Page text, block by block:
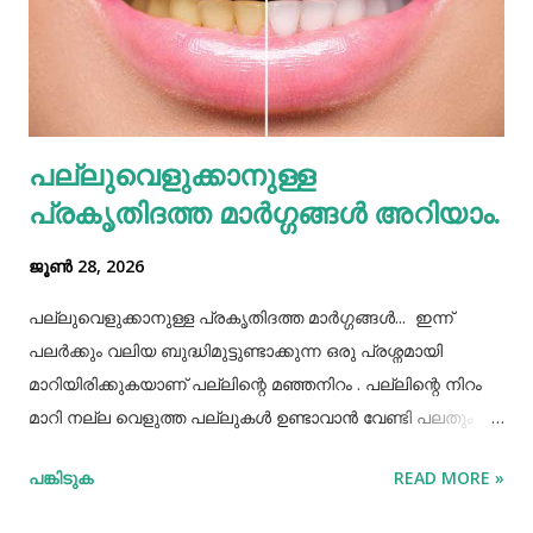
കൂട്ടി എടുത്തിട്ട് കഴിച്ചു തീർക്കുന്നതും ഒരിക്കലും ശരിയായ
രീതിയല്ല. ഇത് മറ്റുള്ളവർക്ക് നമ്മളെക്കുറിച്ച് വളരെ
തെറ്റിദ്ധാരണ ഉണ്ടാക്കാൻ കാരണമായിത്തീരും. അതുപോലെ
വെള്ളം പോലെയുള്ള സാധനങ്ങൾ ഒരു പാത്രത്തിൽ
കൊണ്ടുവച്ചാൽ അത് അപ്പാടെ കുടിക്കാതെ മറ്റുള്ളവർക്ക്
കൂട...
പല്ലുവെളുക്കാനുള്ള
പ്രകൃതിദത്ത മാര്‍ഗ്ഗങ്ങള്‍ അറിയാം.
ജൂൺ 28, 2026
പല്ലുവെളുക്കാനുള്ള പ്രകൃതിദത്ത മാര്‍ഗ്ഗങ്ങള്‍... ഇന്ന്
പലർക്കും വലിയ ബുദ്ധിമുട്ടുണ്ടാക്കുന്ന ഒരു പ്രശ്നമായി
മാറിയിരിക്കുകയാണ് പല്ലിന്റെ മഞ്ഞനിറം . പല്ലിന്റെ നിറം
മാറി നല്ല വെളുത്ത പല്ലുകൾ ഉണ്ടാവാൻ വേണ്ടി പലതും
പല്ലിന്‍റെ മഞ്ഞനിറം മാറ്റാന്‍ പല മാര്‍ഗ്ഗങ്ങളും
പങ്കിടുക READ MORE »